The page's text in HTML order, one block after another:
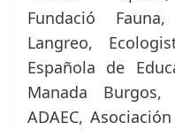
Fundació
Langreo,
Española de
Manada Burgos,
ADAEC,